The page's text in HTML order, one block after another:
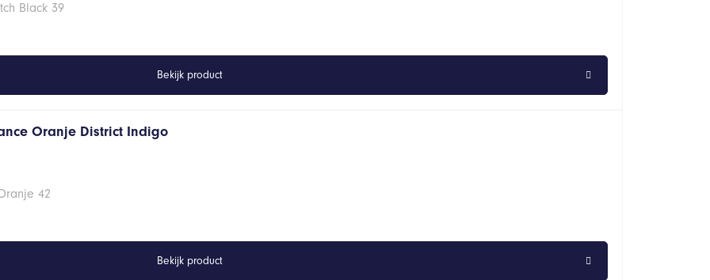
Black 39
Bekijk product
Oranje District Indigo
42
Bekijk product